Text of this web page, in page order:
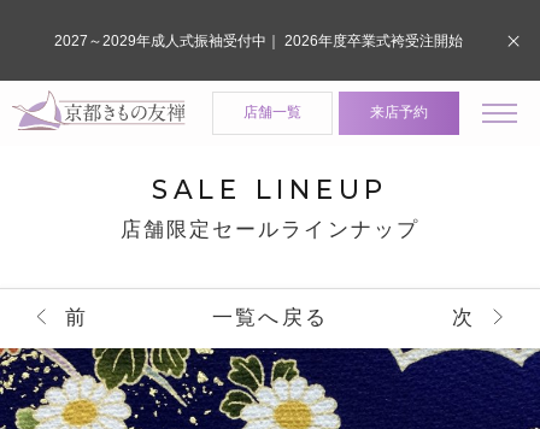
店舗一覧 来店予約
SALE LINEUP
店舗限定セールラインナップ
前 一覧へ戻る 次
2027～2029年成人式振袖受付中｜ 2026年度卒業式袴受注開始